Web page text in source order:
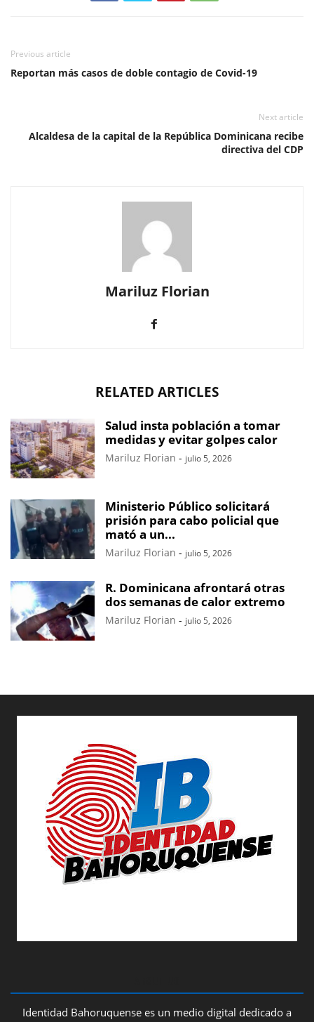
Previous article
Reportan más casos de doble contagio de Covid-19
Next article
Alcaldesa de la capital de la República Dominicana recibe
directiva del CDP
Mariluz Florian
RELATED ARTICLES
Salud insta población a tomar
medidas y evitar golpes calor
Mariluz Florian - julio 5, 2026
Ministerio Público solicitará
prisión para cabo policial que
mató a un...
Mariluz Florian - julio 5, 2026
R. Dominicana afrontará otras
dos semanas de calor extremo
Mariluz Florian - julio 5, 2026
Identidad Bahoruquense es un medio digital dedicado a